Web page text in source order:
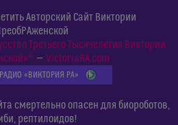
Авторский Сайт Виктории
Третьего Тысячелетия Виктории
©— VictoriaRA.com
«ВИКТОРИЯ РА»
смертельно опасен для биороботов,
рептилоидов!